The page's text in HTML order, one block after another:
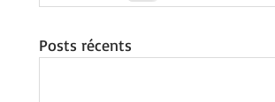
Posts récents